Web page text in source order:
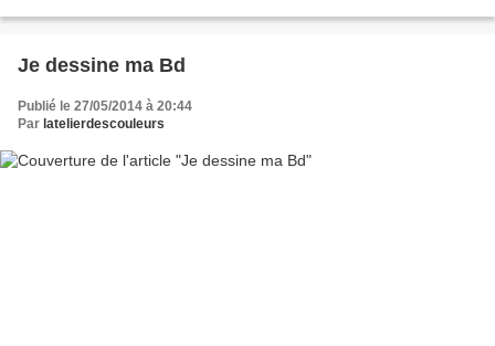
Je dessine ma Bd
Publié le 27/05/2014 à 20:44
Par latelierdescouleurs